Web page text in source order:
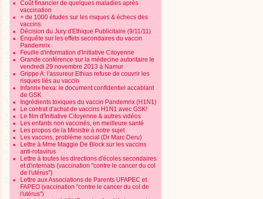
Coût financier de quelques maladies après
vaccination
+ de 1000 études sur les risques & échecs des
vaccins
Décision du Jury d'Ethique Publicitaire (9/11/11)
Enquête sur les effets secondaires du vaccin
Pandemrix
Feuille d'information d'Initiative Citoyenne
Grande conférence sur la médecine autoritaire le
vendredi 29 novembre 2013 à Namur
Grippe A: l'assureur Ethias refuse de couvrir les
risques liés au vaccin
Infanrix hexa: le document confidentiel accablant
de GSK
Ingrédients toxiques du vaccin Pandemrix (H1N1)
Le contrat d'achat de vaccins H1N1 avec GSK!
Le film d'Initiative Citoyenne & autres vidéos
Les enfants non vaccinés, en meilleure santé
Les propos de la Ministre à notre sujet
Les vaccins, problème social (Dr Marc Deru)
Lettre à Mme Maggie De Block sur les vaccins
anti-rotavirus
Lettre à toutes les directions d'écoles secondaires
et d'internats (vaccination "contre le cancer du col
de l'utérus")
Lettre aux Associations de Parents UFAPEC et
FAPEO (vaccination "contre le cancer du col de
l'utérus")